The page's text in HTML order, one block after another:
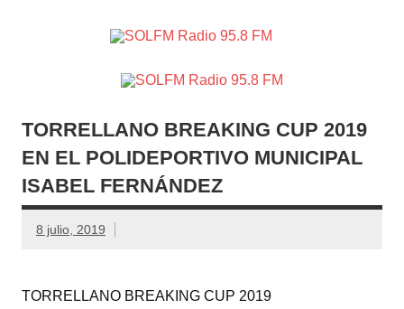
Crevillente, Radio en Vega Baja y Radio en el Medio
Vinalopó
TORRELLANO BREAKING CUP 2019
EN EL POLIDEPORTIVO MUNICIPAL
ISABEL FERNÁNDEZ
8 julio, 2019
TORRELLANO BREAKING CUP 2019